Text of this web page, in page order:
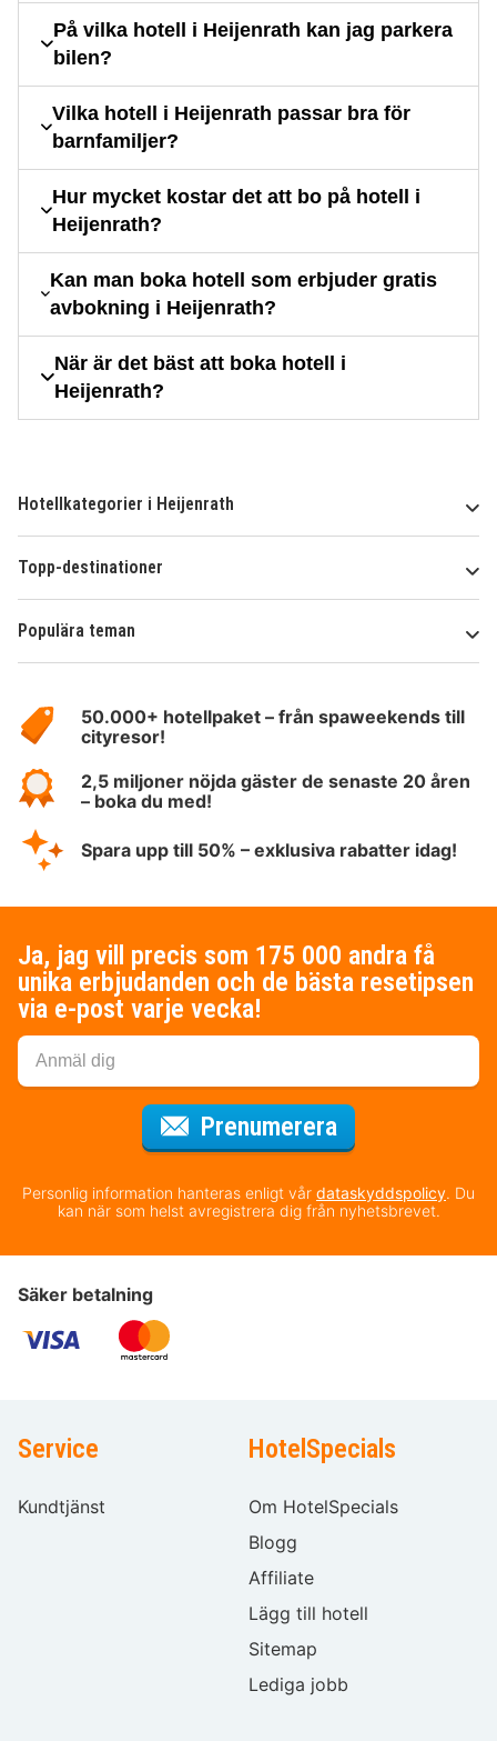
På vilka hotell i Heijenrath kan jag parkera
bilen?
Vilka hotell i Heijenrath passar bra för
barnfamiljer?
Hur mycket kostar det att bo på hotell i
Heijenrath?
Kan man boka hotell som erbjuder gratis
avbokning i Heijenrath?
När är det bäst att boka hotell i
Heijenrath?
Hotellkategorier i Heijenrath
Topp-destinationer
Populära teman
HotelSpecials50.000+ hotellpaket – från spaweekends till
cityresor!
2,5 miljoner nöjda gäster de senaste 20 åren
– boka du med!
Spara upp till 50% – exklusiva rabatter idag!
Ja, jag vill precis som 175 000 andra få
unika erbjudanden och de bästa resetipsen
via e-post varje vecka!
Prenumerera
Personlig information hanteras enligt vår dataskyddspolicy. Du
kan när som helst avregistrera dig från nyhetsbrevet.
Säker betalning
Service
Kundtjänst
HotelSpecials
Om HotelSpecials
Blogg
Affiliate
Lägg till hotell
Sitemap
Lediga jobb